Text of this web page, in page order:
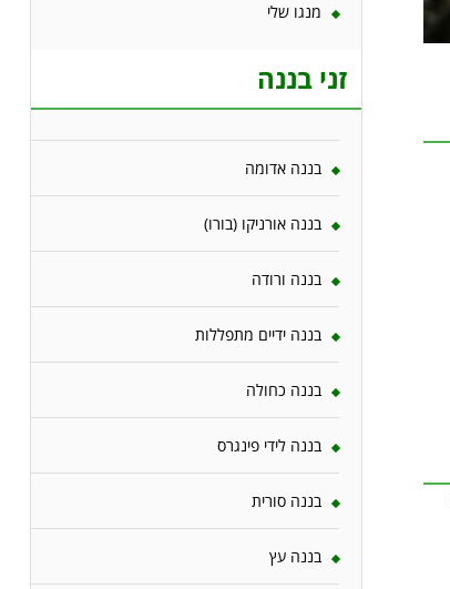
מנגו שלי
זני בננה
בננה אדומה
בננה אורניקו (בורו)
בננה ורודה
בננה ידיים מתפללות
בננה כחולה
בננה לידי פינגרס
בננה סורית
בננה עץ